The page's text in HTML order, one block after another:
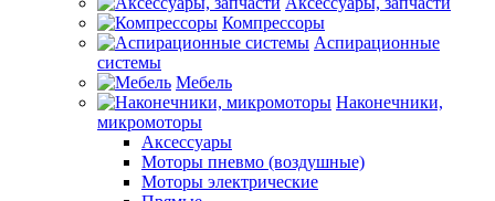
Компрессоры
Аспирационные
системы
Мебель
Наконечники,
микромоторы
Аксессуары
Моторы пневмо (воздушные)
Моторы электрические